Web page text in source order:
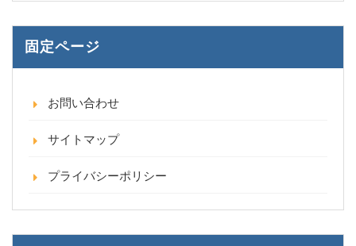
固定ページ
お問い合わせ
サイトマップ
プライバシーポリシー